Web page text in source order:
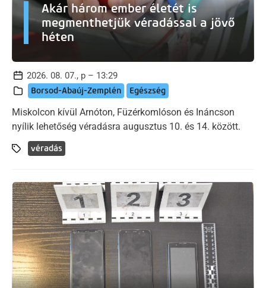
Akár három ember életét is
megmenthetjük véradással a jövő
héten
2026. 08. 07., p – 13:29
Borsod-Abaúj-Zemplén Egészség
Miskolcon kívül Arnóton, Füzérkomlóson és Ináncson
nyílik lehetőség véradásra augusztus 10. és 14. között.
véradás